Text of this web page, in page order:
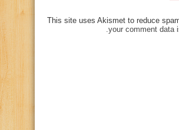
This site uses Akismet to reduce
your comment data